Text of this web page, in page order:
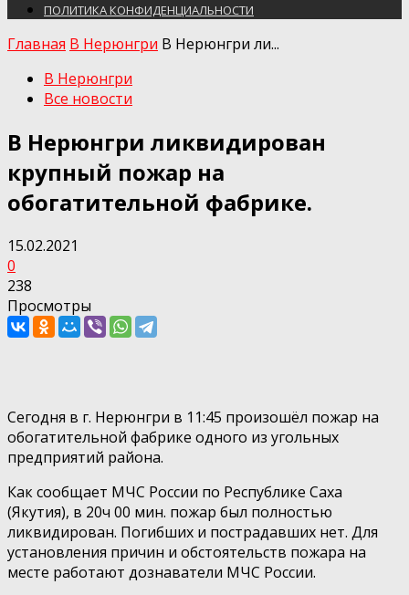
ПОЛИТИКА КОНФИДЕНЦИАЛЬНОСТИ
Главная В Нерюнгри В Нерюнгри ли...
В Нерюнгри
Все новости
В Нерюнгри ликвидирован
крупный пожар на
обогатительной фабрике.
15.02.2021
0
238
Просмотры
Сегодня в г. Нерюнгри в 11:45 произошёл пожар на
обогатительной фабрике одного из угольных
предприятий района.
Как сообщает МЧС России по Республике Саха
(Якутия), в 20ч 00 мин. пожар был полностью
ликвидирован. Погибших и пострадавших нет. Для
установления причин и обстоятельств пожара на
месте работают дознаватели МЧС России.